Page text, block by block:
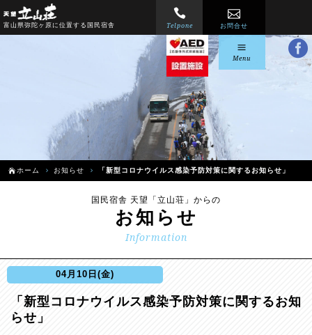
富山県弥陀ヶ原に位置する国民宿舎 Telpone お問合せ
Menu
ホーム お知らせ 「新型コロナウイルス感染予防対策に関するお知らせ」
国民宿舎 天望「立山荘」からの
お知らせ
Information
04月10日(金)
「新型コロナウイルス感染予防対策に関するお知
らせ」